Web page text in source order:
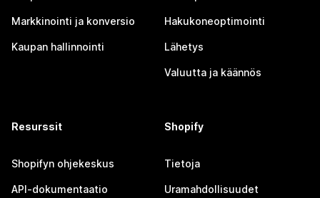
Markkinointi ja konversio
Kaupan hallinnointi
Hakukoneoptimointi
Lähetys
Valuutta ja käännös
Resurssit
Shopifyn ohjekeskus
API-dokumentaatio
Shopify
Tietoja
Uramahdollisuudet